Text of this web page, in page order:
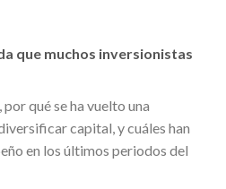
que muchos inversionistas
qué se ha vuelto una
capital, y cuáles han
en los últimos periodos del